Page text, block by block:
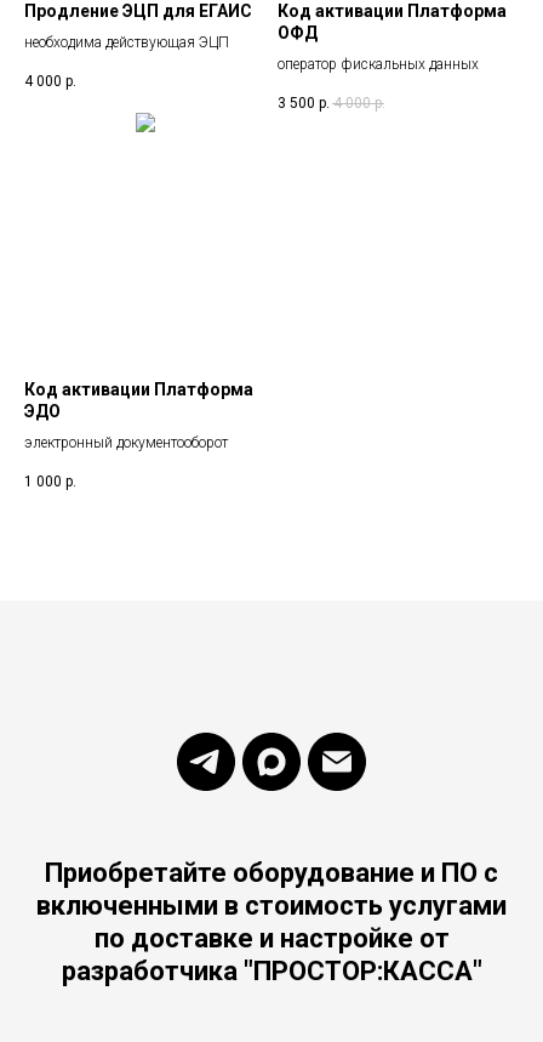
Продление ЭЦП для ЕГАИС
необходима действующая ЭЦП
4 000 р.
Код активации Платформа
ОФД
оператор фискальных данных
3 500 р. 4 000 р.
Код активации Платформа
ЭДО
электронный документооборот
1 000 р.
Приобретайте оборудование и ПО с
включенными в стоимость услугами
по доставке и настройке от
разработчика "ПРОСТОР:КАССА"